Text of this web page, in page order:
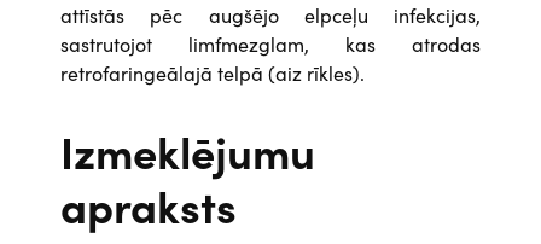
attīstās pēc augšējo elpceļu infekcijas,
sastrutojot limfmezglam, kas atrodas
retrofaringeālajā telpā (aiz rīkles).
Izmeklējumu
apraksts